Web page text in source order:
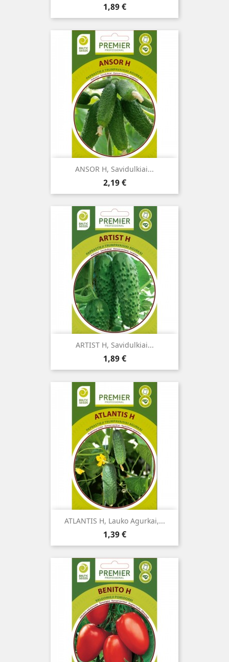
Kaina
1,89 €
ANSOR H, Savidulkiai...
Kaina
2,19 €
ARTIST H, Savidulkiai...
Kaina
1,89 €
ATLANTIS H, Lauko Agurkai,...
Kaina
1,39 €